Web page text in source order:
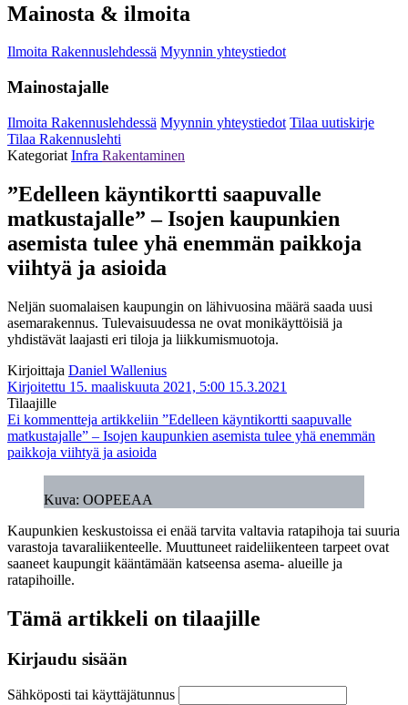
Mainosta & ilmoita
Ilmoita Rakennuslehdessä Myynnin yhteystiedot
Mainostajalle
Ilmoita Rakennuslehdessä Myynnin yhteystiedot Tilaa uutiskirje
Tilaa Rakennuslehti
Kategoriat Infra Rakentaminen
”Edelleen käyntikortti saapuvalle
matkustajalle” – Isojen kaupunkien
asemista tulee yhä enemmän paikkoja
viihtyä ja asioida
Neljän suomalaisen kaupungin on lähivuosina määrä saada uusi
asemarakennus. Tulevaisuudessa ne ovat monikäyttöisiä ja
yhdistävät laajasti eri tiloja ja liikkumismuotoja.
Kirjoittaja Daniel Wallenius
Kirjoitettu 15. maaliskuuta 2021, 5:00 15.3.2021
Tilaajille
Ei kommentteja artikkeliin ”Edelleen käyntikortti saapuvalle
matkustajalle” – Isojen kaupunkien asemista tulee yhä enemmän
paikkoja viihtyä ja asioida
Kuva: OOPEEAA
Kaupunkien keskustoissa ei enää tarvita valtavia ratapihoja tai suuria
varastoja tavaraliikenteelle. Muuttuneet raideliikenteen tarpeet ovat
saaneet kaupungit kääntämään katseensa asema- alueille ja
ratapihoille.
Tämä artikkeli on tilaajille
Kirjaudu sisään
Sähköposti tai käyttäjätunnus